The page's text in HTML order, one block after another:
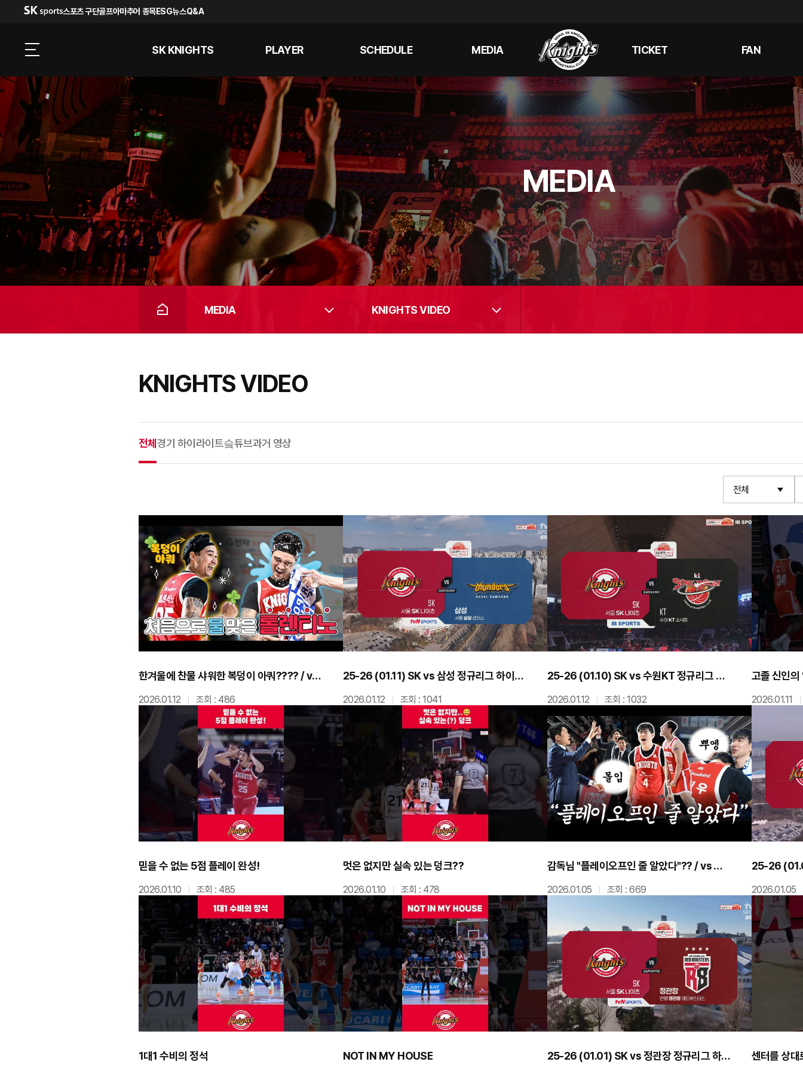
스포츠 구단골프아마추어 종목ESG뉴스Q&A
SK KNIGHTS PLAYER SCHEDULE MEDIA TICKET FAN
MEDIA
MEDIA KNIGHTS VIDEO
KNIGHTS VIDEO
전체경기 하이라이트슼튜브과거 영상
한겨울에 찬물 샤워한 복덩이 아쿼???? / vs KT 비하인드
2026.01.12 조회 : 486
25-26 (01.11) SK vs 삼성 정규리그 하이라이트
2026.01.12 조회 : 1041
25-26 (01.10) SK vs 수원KT 정규리그 하이라이트
2026.01.12 조회 : 1032
고졸 신인
2026.01.11
믿을 수 없는 5점 플레이 완성!
2026.01.10 조회 : 485
멋은 없지만 실속 있는 덩크??
2026.01.10 조회 : 478
감독님 "플레이오프인 줄 알았다"?? / vs 정관장 비하인드
2026.01.05 조회 : 669 2026.01.05
1대1 수비의 정석 NOT IN MY HOUSE 25-26 (01.01) SK vs 정관장 정규리그 하이라이트 센터를 상대